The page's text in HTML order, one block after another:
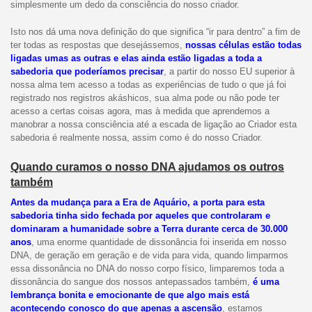
simplesmente um dedo da consciência do nosso criador.
Isto nos dá uma nova definição do que significa “ir para dentro” a fim de
ter todas as respostas que desejássemos, nossas células estão todas
ligadas umas as outras e elas ainda estão ligadas a toda a
sabedoria que poderíamos precisar, a partir do nosso EU superior à
nossa alma tem acesso a todas as experiências de tudo o que já foi
registrado nos registros akáshicos, sua alma pode ou não pode ter
acesso a certas coisas agora, mas à medida que aprendemos a
manobrar a nossa consciência até a escada de ligação ao Criador esta
sabedoria é realmente nossa, assim como é do nosso Criador.
Quando curamos o nosso DNA ajudamos os outros
também
Antes da mudança para a Era de Aquário, a porta para esta
sabedoria tinha sido fechada por aqueles que controlaram e
dominaram a humanidade sobre a Terra durante cerca de 30.000
anos, uma enorme quantidade de dissonância foi inserida em nosso
DNA, de geração em geração e de vida para vida, quando limparmos
essa dissonância no DNA do nosso corpo físico, limparemos toda a
dissonância do sangue dos nossos antepassados também, é uma
lembrança bonita e emocionante de que algo mais está
acontecendo conosco do que apenas a ascensão, estamos